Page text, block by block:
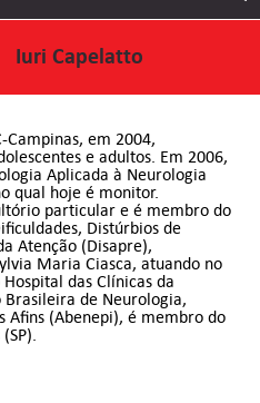
Iuri Capelatto
Campinas, em 2004,
e adultos. Em 2006,
Aplicada à Neurologia
qual hoje é monitor.
particular e é membro do
Distúrbios de
Atenção (Disapre),
Maria Ciasca, atuando no
das Clínicas da
Brasileira de Neurologia,
Afins (Abenepi), é membro do